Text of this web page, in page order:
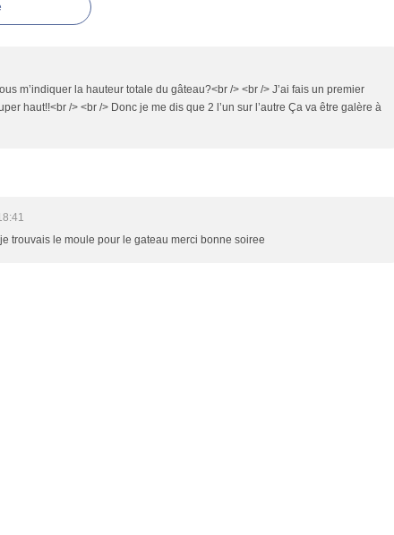
m’indiquer la hauteur totale du gâteau?<br /> <br /> J’ai fais un premier
haut!!<br /> <br /> Donc je me dis que 2 l’un sur l’autre Ça va être galère à
trouvais le moule pour le gateau merci bonne soiree